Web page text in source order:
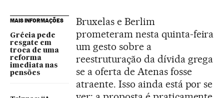
MAIS INFORMAÇÕES
Grécia pede
resgate em
troca de uma
reforma
imediata nas
pensões
Bruxelas e Berlim
prometeram nesta quinta-feira
um gesto sobre a
reestruturação da dívida grega
se a oferta de Atenas fosse
atraente. Isso ainda está por se